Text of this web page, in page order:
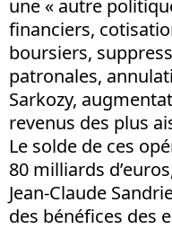
une « autre
financiers,
boursiers,
patronales,
Sarkozy,
revenus des plus
Le solde de ces
80 milliards
Jean-Claude
des bénéfices des